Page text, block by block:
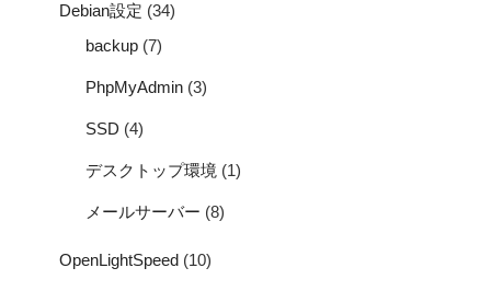
Debian設定 (34)
backup (7)
PhpMyAdmin (3)
SSD (4)
デスクトップ環境 (1)
メールサーバー (8)
OpenLightSpeed (10)